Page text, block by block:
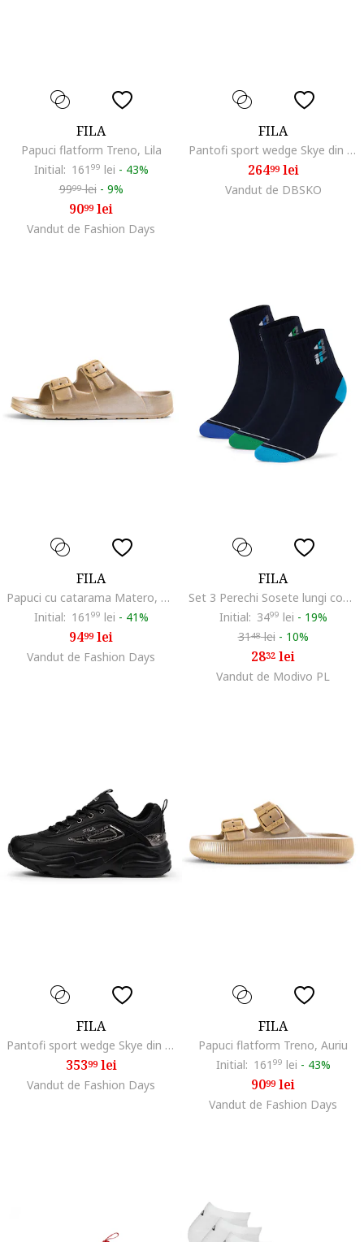
FILA
Papuci flatform Treno, Lila
Initial: 161 99 lei - 43%
9999lei - 9%
9099lei
Vandut de Fashion Days
FILA
Pantofi sport wedge Skye din piele ecologica, Bej inchis/Alb murdar
26499lei
Vandut de DBSKO
FILA
Papuci cu catarama Matero, Auriu
Initial: 161 99 lei - 41%
9499lei
Vandut de Fashion Days
FILA
Set 3 Perechi Sosete lungi copii, Negru,
Initial: 3499 lei - 19%
3148lei - 10%
2832 lei
Vandut de Modivo PL
FILA
Pantofi sport wedge Skye din piele ecologica, Negru/Argintiu
35399lei
Vandut de Fashion Days
FILA
Papuci flatform Treno, Auriu
Initial: 161 99 lei - 43%
9099lei
Vandut de Fashion Days